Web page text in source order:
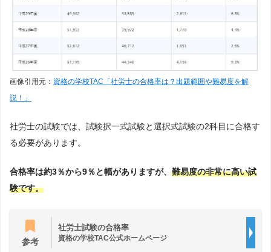
画像引用元： 資格の学校TAC「社労士の合格率は？出題範囲や難易度を解
説！」
社労士の試験では、試験択一式試験と選択式試験の2科目に合格す
る必要があります。
合格率は約3％から9％と幅がありますが、 難易度の非常に高い試
験です。
参考
社労士試験の合格率
資格の学校TAC公式ホームページ